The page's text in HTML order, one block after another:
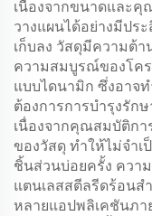
เนื่องจากขนาดและ
วางแผนได้อย่างมีปร
เก็บลง วัสดุมีความต้
ความสมบูรณ์ของโคร
แบบไดนามิก ซึ่งอาจ
ต้องการการบำรุงรัก
เนื่องจากคุณสมบัติก
ของวัสดุ ทำให้ไม่จำเ
ชิ้นส่วนบ่อยครั้ง ควา
แตนเลสสตีลรีดร้อนส
หลายแอปพลิเคชันภา